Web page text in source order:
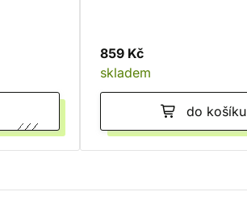
859 Kč
skladem
do košíku